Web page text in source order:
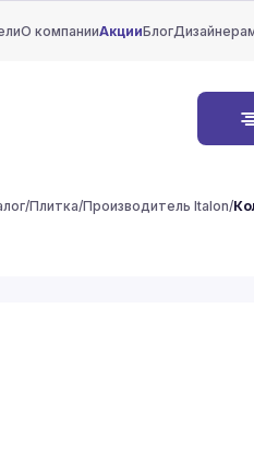
О компанииАкцииБлог
/Плитка/Производитель Italon/